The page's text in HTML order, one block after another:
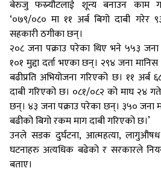
बेरुजु फस्र्यौटलाई शून्य बनाउन काम
‘०७९/०८० मा ११ अर्ब बिगो दाबी गरेर
सहकारी ठगीका छन्।
२०८ जना पक्राउ परेका थिए भने ५५३
१०१ मुद्दा दर्ता भएका छन्। २९४ जना
बढीप्रति अभियोजना गरिएको छ। ११ अर्ब
दाबी गरिएको छ। ०८१/०८२ को माघ २४
छन्। ४३ जना पक्राउ परेका छन्। ३५० जना
बढीको बिगो रकम माग दाबी गरिएको छ।’
उनले सडक दुर्घटना, आत्महत्या,
घटनाहरु अत्यधिक बढेको र सरकारले
बताए।